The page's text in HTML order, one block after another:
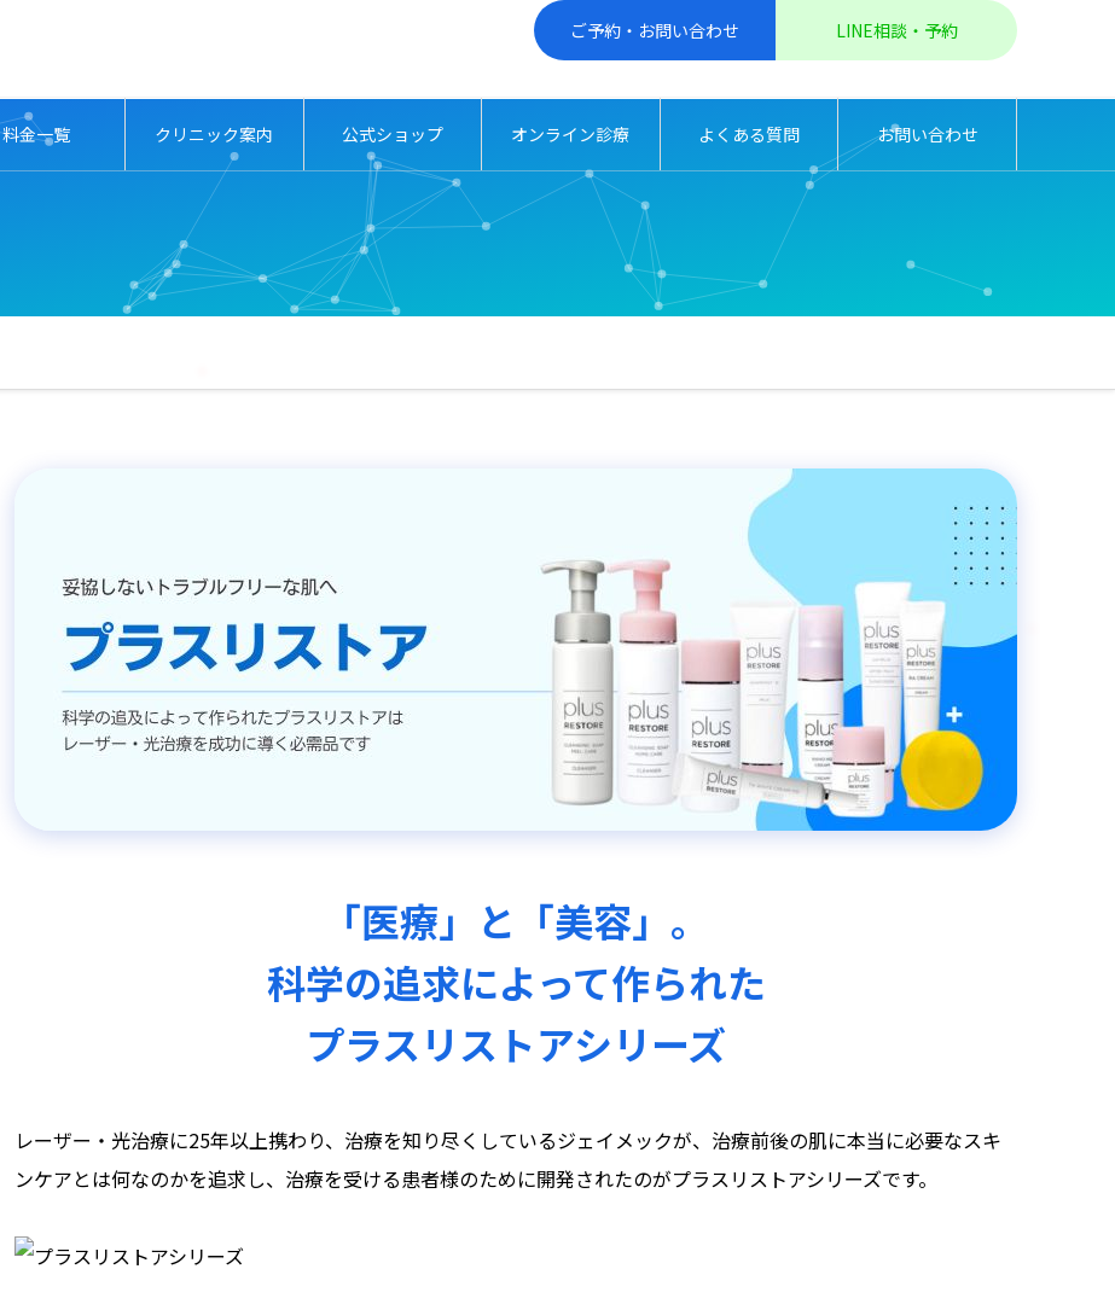
ご予約・お問い合わせ LINE相談・予約
料金一覧 クリニック案内 公式ショップ オンライン診療 よくある質問 お問い合わせ
「医療」と「美容」。
科学の追求によって作られた
プラスリストアシリーズ
レーザー・光治療に25年以上携わり、治療を知り尽くしているジェイメックが、治療前後の肌に本当に必要なスキ
ンケアとは何なのかを追求し、治療を受ける患者様のために開発されたのがプラスリストアシリーズです。